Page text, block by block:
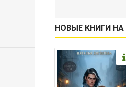
НОВЫЕ КНИГИ НА